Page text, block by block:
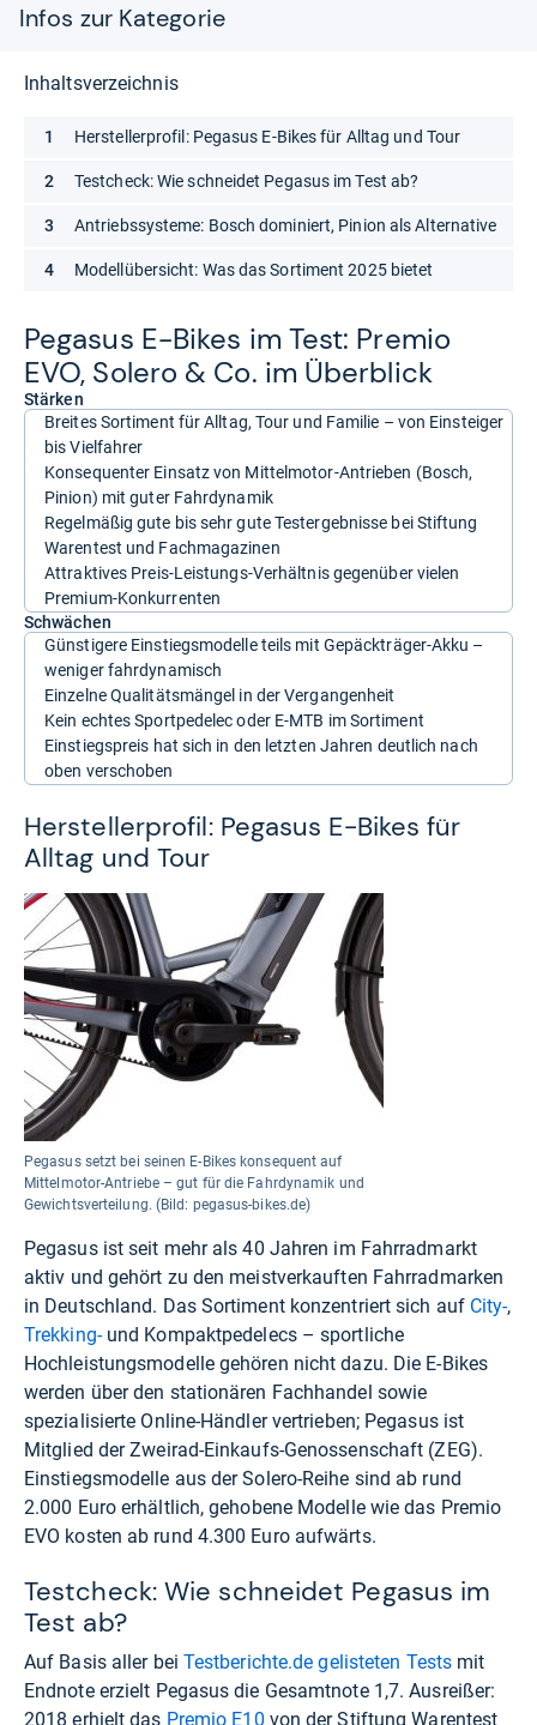
Infos zur Kategorie
Pega­sus E-​Bikes im Test: Pre­mio
EVO, Solero & Co. im Über­blick
Stärken
Breites Sortiment für Alltag, Tour und Familie – von Einsteiger
bis Vielfahrer
Konsequenter Einsatz von Mittelmotor-Antrieben (Bosch,
Pinion) mit guter Fahrdynamik
Regelmäßig gute bis sehr gute Testergebnisse bei Stiftung
Warentest und Fachmagazinen
Attraktives Preis-Leistungs-Verhältnis gegenüber vielen
Premium-Konkurrenten
Schwächen
Günstigere Einstiegsmodelle teils mit Gepäckträger-Akku –
weniger fahrdynamisch
Einzelne Qualitätsmängel in der Vergangenheit
Kein echtes Sportpedelec oder E-MTB im Sortiment
Einstiegspreis hat sich in den letzten Jahren deutlich nach
oben verschoben
Herstellerprofil: Pegasus E-Bikes für
Alltag und Tour
Pegasus setzt bei seinen E-Bikes konsequent auf
Mittelmotor-Antriebe – gut für die Fahrdynamik und
Gewichtsverteilung. (Bild: pegasus-bikes.de)
Pegasus ist seit mehr als 40 Jahren im Fahrradmarkt
aktiv und gehört zu den meistverkauften Fahrradmarken
in Deutschland. Das Sortiment konzentriert sich auf City-,
Trekking-und Kompaktpedelecs – sportliche
Hochleistungsmodelle gehören nicht dazu. Die E-Bikes
werden über den stationären Fachhandel sowie
spezialisierte Online-Händler vertrieben; Pegasus ist
Mitglied der Zweirad-Einkaufs-Genossenschaft (ZEG).
Einstiegsmodelle aus der Solero-Reihe sind ab rund
2.000 Euro erhältlich, gehobene Modelle wie das Premio
EVO kosten ab rund 4.300 Euro aufwärts.
Testcheck: Wie schneidet Pegasus im
Test ab?
Auf Basis aller bei Testberichte.de gelisteten Tests mit
Endnote erzielt Pegasus die Gesamtnote 1,7. Ausreißer:
2018 erhielt das Premio E10 von der Stiftung Warentest
Inhaltsverzeichnis
Herstellerprofil: Pegasus E-Bikes für Alltag und Tour
Testcheck: Wie schneidet Pegasus im Test ab?
Antriebssysteme: Bosch dominiert, Pinion als Alternative
Modellübersicht: Was das Sortiment 2025 bietet